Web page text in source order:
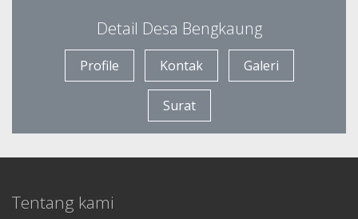
Detail Desa Bengkaung
Profile Kontak Galeri
Surat
Tentang kami